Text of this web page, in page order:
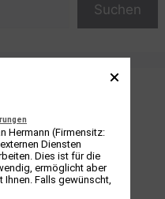
Suchen
Hermann (Firmensitz:
Diensten
Dies ist für die
ermöglicht aber
Falls gewünscht,